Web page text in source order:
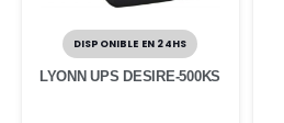
DISPONIBLE EN 24HS
LYONN UPS DESIRE-500KS